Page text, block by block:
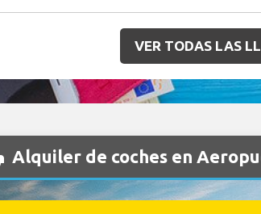
VER TODAS LAS
Alquiler de coches en